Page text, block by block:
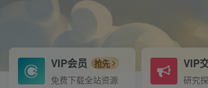
VIP会员 抢先
免费下载全站资源
VIP